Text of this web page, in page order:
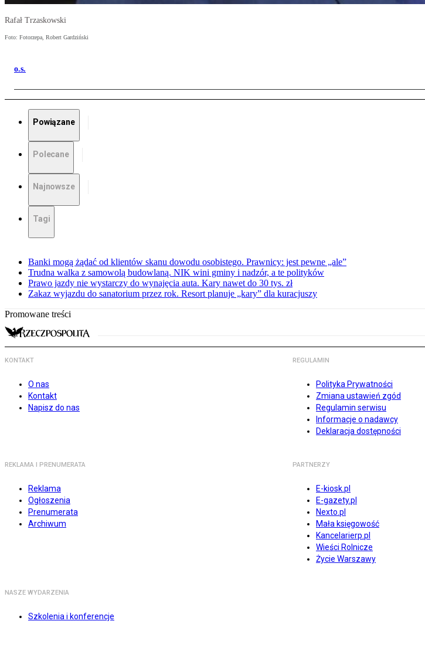
Rafał Trzaskowski
Foto: Fotorzepa, Robert Gardziński
o.s.
Powiązane
Polecane
Najnowsze
Tagi
Banki mogą żądać od klientów skanu dowodu osobistego. Prawnicy: jest pewne „ale”
Trudna walka z samowolą budowlaną. NIK wini gminy i nadzór, a te polityków
Prawo jazdy nie wystarczy do wynajęcia auta. Kary nawet do 30 tys. zł
Zakaz wyjazdu do sanatorium przez rok. Resort planuje „kary” dla kuracjuszy
Promowane treści
KONTAKT
O nas
Kontakt
Napisz do nas
REGULAMIN
Polityka Prywatności
Zmiana ustawień zgód
Regulamin serwisu
Informacje o nadawcy
Deklaracja dostępności
REKLAMA I PRENUMERATA
Reklama
Ogłoszenia
Prenumerata
Archiwum
PARTNERZY
E-kiosk.pl
E-gazety.pl
Nexto.pl
Mała księgowość
Kancelarierp.pl
Wieści Rolnicze
Życie Warszawy
NASZE WYDARZENIA
Szkolenia i konferencje